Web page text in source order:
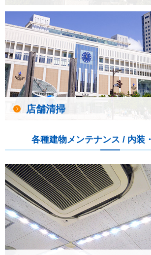
店舗清掃
各種建物メンテナンス / 内装